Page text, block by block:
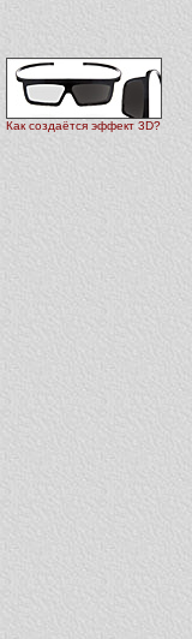
Как создаётся эффект 3D?